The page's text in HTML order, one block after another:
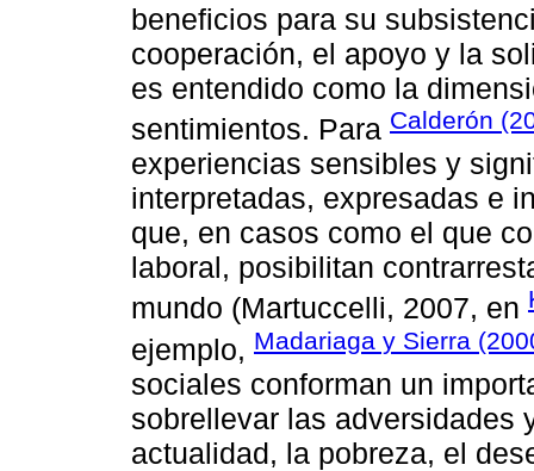
beneficios para su
coopera­ción, el apoyo y la
es entendido como la
sentimientos. Para Calderón
experiencias sensibles y
interpretadas, expresadas e
que, en casos como el que
laboral, posibilitan
mundo (Martuccelli, 2007, en
ejemplo, Madariaga y Sierra
sociales conforman un
sobrellevar las adversidades
actualidad, la pobreza, el